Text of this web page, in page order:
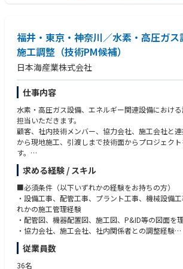
■仕事の特徴
このポジションは、単に案件を取る営業ではありま
しく理解し、技術者や協力会社と連携しながら、案
く役割です。
水素・高圧ガス・次世代エネルギー領域は、今後の
で、技術、法規、施工、コスト、納期など多くの要
ります。そのため、営業力だけでなく、調整力、
かせます。
福井・東京・神奈川／水素・高圧ガス
施工調整（技術PM候補）
日本海産業株式会社
仕事内容
水素・高圧ガス設備、エネルギー関連設備におけ
担当いただきます。
顧客、社内技術メンバー、協力会社、施工会社と
から現地施工、引渡しまで技術面からプロジェク
す。
■業務内容
・配管図、機器配置図、P&ID、施工図等の確認
・現地調査、現場確認、施工条件の整理
・協力会社、施工会社との施工方法・工事範囲の調
・見積前提条件、工事範囲、責任分界点の技術確認
・施工計画、安全管理、品質管理、工程管理の確認
・顧客打合せへの同席、技術的な説明補助
・高圧ガス、水素設備に関する社内技術体制づくり
求める経験 / スキル
■必須条件（以下いずれかの経験をお持ちの方）
・設備工事、配管工事、プラント工事、機械設備
れかの施工管理経験
・配管図、機器配置図、施工図、P&ID等の図面を
・協力会社、施工会社、社内関係者との調整経験
・現地調査、施工計画、工事進捗確認の経験
・工程、安全、品質、コストに関する基本的な管理
従業員数
36名